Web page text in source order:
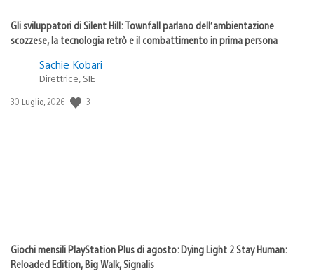
Gli sviluppatori di Silent Hill: Townfall parlano dell’ambientazione
scozzese, la tecnologia retrò e il combattimento in prima persona
Sachie Kobari
Direttrice, SIE
Data
30 Luglio, 2026 3
Giochi mensili PlayStation Plus di agosto: Dying Light 2 Stay Human:
Reloaded Edition, Big Walk, Signalis